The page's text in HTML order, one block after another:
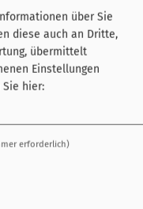
Stehen und im
statt. Bitte an
Regenschutz
nicht erlaubt
über Sie
diese auch an Dritte,
übermittelt
Einstellungen
Sie hier:
erforderlich)